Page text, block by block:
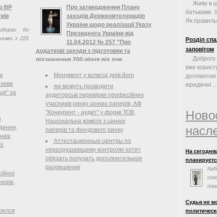
может
...
ВР
до
з 225
за
Про затвердження Плану
заходів Держкомтелерадіо
України щодо реалізації Указу
Президента України від
11.04.2012 № 257 "Про
додаткові заходи з підготовки та
відзначення 200-річчя від дня
Державний комітет телебачення і
радіомовлення України
Про затвердження Плану заходів
Держкомтелерадіо України щодо реалізації
Указу Президента України від 11.04.2012 № 257
"Про додаткові заходи з підготовки та
відзначення 200-річчя від дня народження
Тараса Шевченка"
Монумент у колисці днів його
які можуть проводити
аудиторські перевірки професійних
учасників ринку цінних паперів, АФ
"Конкурент - аудит" у формі ТОВ,
Національна комісія з цінних
паперів та фондового ринку
Аттестационные центры по
неразрушающему контролю хотят
обязать получать дополнительное
разрешение
Живу в
батьками.
Як
Розділ
заповітом
Доброго
вже
допомогою
юридичні ...
На
заседания
Судья не